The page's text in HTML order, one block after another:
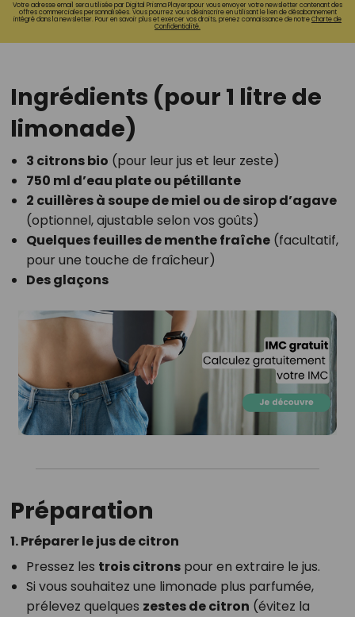
Votre adresse email sera utilisée par Digital Prisma Playerspour vous envoyer votre newsletter contenant des
offres commerciales personnalisées. Vous pourrez vous désinscrire en utilisant le lien de désabonnement
intégré dans la newsletter. Pour en savoir plus et exercer vos droits, prenez connaissance de notreCharte de
Confidentialité.
Ingrédients (pour 1 litre de
limonade)
3 citrons bio (pour leur jus et leur zeste)
750 ml d’eau plate ou pétillante
2 cuillères à soupe de miel ou de sirop d’agave
(optionnel, ajustable selon vos goûts)
Quelques feuilles de menthe fraîche(facultatif,
pour une touche de fraîcheur)
Des glaçons
Préparation
1. Préparer le jus de citron
Pressez les trois citronspour en extraire le jus.
Si vous souhaitez une limonade plus parfumée,
prélevez quelques zestes de citron (évitez la